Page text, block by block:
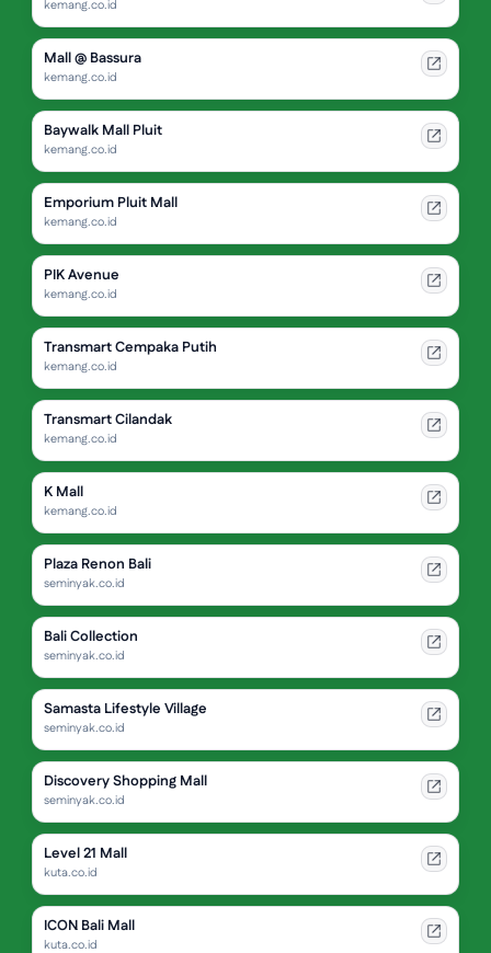
kemang.co.id
Mall @ Bassura
kemang.co.id
Baywalk Mall Pluit
kemang.co.id
Emporium Pluit Mall
kemang.co.id
PIK Avenue
kemang.co.id
Transmart Cempaka Putih
kemang.co.id
Transmart Cilandak
kemang.co.id
K Mall
kemang.co.id
Plaza Renon Bali
seminyak.co.id
Bali Collection
seminyak.co.id
Samasta Lifestyle Village
seminyak.co.id
Discovery Shopping Mall
seminyak.co.id
Level 21 Mall
kuta.co.id
ICON Bali Mall
kuta.co.id